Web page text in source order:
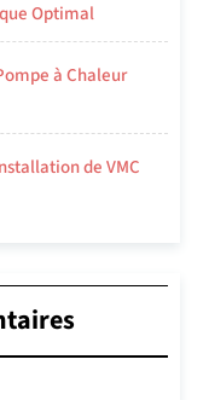
Optimal
à Chaleur
de VMC